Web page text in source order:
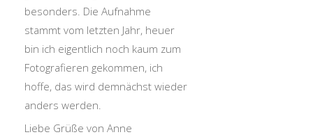
besonders. Die Aufnahme
stammt vom letzten Jahr, heuer
bin ich eigentlich noch kaum zum
Fotografieren gekommen, ich
hoffe, das wird demnächst wieder
anders werden.
Liebe Grüße von Anne